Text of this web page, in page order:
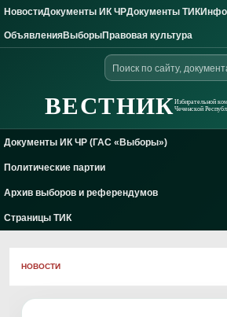
Skip to content
НовостиДокументы ИК ЧРДокументы ТИК
ОбъявленияВыборыПравовая культура
ВЕСТНИКИзбирательной
Чеченской
Поиск
по
Документы ИК ЧР (ГАС «Выборы»)
Политические партии
Архив выборов и референдумов
Страницы ТИК
НОВОСТИ